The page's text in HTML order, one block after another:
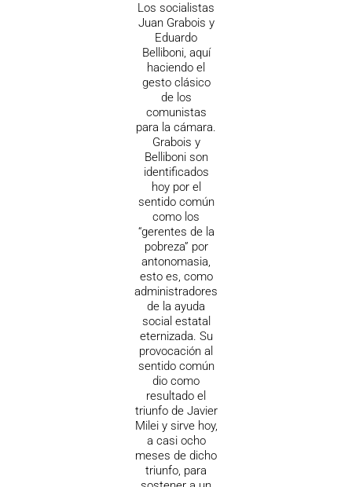
Los socialistas
Juan Grabois y
Eduardo
Belliboni, aquí
haciendo el
gesto clásico
de los
comunistas
para la cámara.
Grabois y
Belliboni son
identificados
hoy por el
sentido común
como los
“gerentes de la
pobreza” por
antonomasia,
esto es, como
administradores
de la ayuda
social estatal
eternizada. Su
provocación al
sentido común
dio como
resultado el
triunfo de Javier
Milei y sirve hoy,
a casi ocho
meses de dicho
triunfo, para